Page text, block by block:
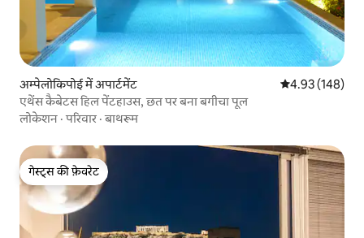
अम्पेलोकिपोई में अपार्टमेंट औसत रेटिंग 5 में से
4.93 (148)
एथेंस कैबेटस हिल पेंटहाउस, छत पर बना बगीचा पूल
लोकेशन ·परिवार ·बाथरूम
गेस्ट्स की फ़ेवरेट
गेस्ट्स की फ़ेवरेट